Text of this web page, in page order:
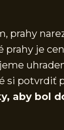
prahy
je
si potvrdiť
aby bol